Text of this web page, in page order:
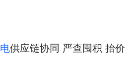
电供应链协同 严查囤积 抬价